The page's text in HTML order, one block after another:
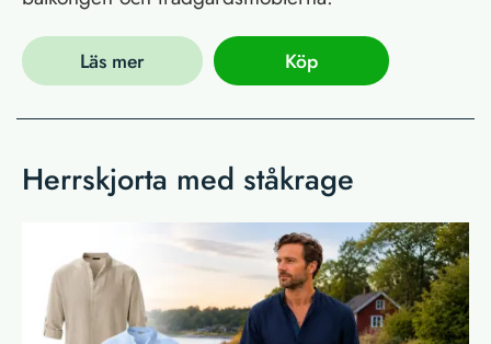
Läs mer Köp
Herrskjorta med ståkrage